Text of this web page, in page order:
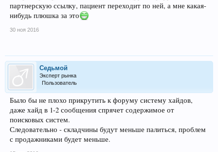
партнерскую ссылку, пациент переходит по ней, а мне какая-
нибудь плюшка за это
30 ноя 2016
Седьмой
Эксперт рынка
Пользователь
Было бы не плохо прикрутить к форуму систему хайдов,
даже хайд в 1-2 сообщения спрячет содержимое от
поисковых систем.
Следовательно - складчины будут меньше палиться, проблем
с продажниками будет меньше.